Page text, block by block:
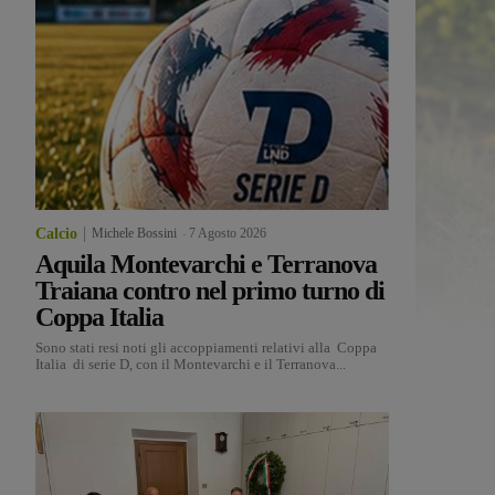
Calcio Michele Bossini 7 Agosto 2026
Aquila Montevarchi e Terranova
Traiana contro nel primo turno di
Coppa Italia
Sono stati resi noti gli accoppiamenti relativi alla Coppa
Italia di serie D, con il Montevarchi e il Terranova...